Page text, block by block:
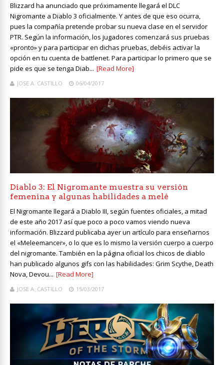
Blizzard ha anunciado que próximamente llegará el DLC
Nigromante a Diablo 3 oficialmente. Y antes de que eso ocurra,
pues la compañía pretende probar su nueva clase en el servidor
PTR. Según la información, los jugadores comenzará sus pruebas
«pronto» y para participar en dichas pruebas, debéis activar la
opción en tu cuenta de battlenet. Para participar lo primero que se
pide es que se tenga Diab... [Read More]
JOSE A. CASTILLO 06/04/2017
Diablo 3: El Nigromante muestra su versión
femenina y algunas habilidades a melé
El Nigromante llegará a Diablo III, según fuentes oficiales, a mitad
de este año 2017 así que poco a poco vamos viendo nueva
información. Blizzard publicaba ayer un artículo para enseñarnos
el «Meleemancer», o lo que es lo mismo la versión cuerpo a cuerpo
del nigromante. También en la página oficial los chicos de diablo
han publicado algunos gifs con las habilidades: Grim Scythe, Death
Nova, Devou... [Read More]
JOSE A. CASTILLO 15/03/2017